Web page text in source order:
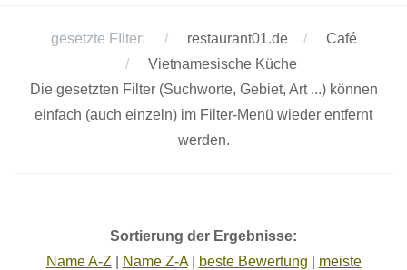
gesetzte FIlter: restaurant01.de
Café
Vietnamesische Küche
Die gesetzten Filter (Suchworte, Gebiet, Art ...) können
einfach (auch einzeln) im Filter-Menü wieder entfernt
werden.
Sortierung der Ergebnisse:
Name A-Z
Name Z-A| beste Bewertung
meiste